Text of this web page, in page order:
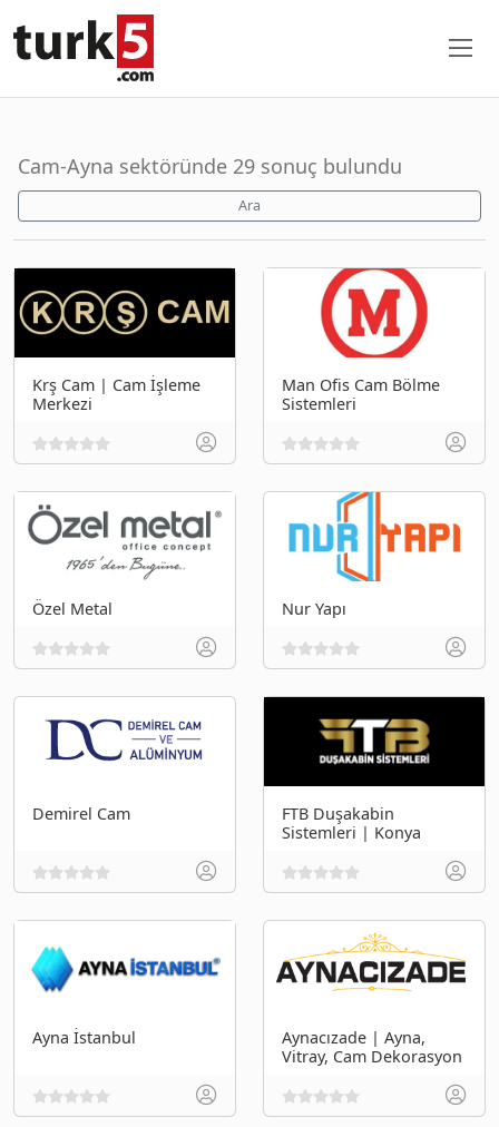
Cam-Ayna sektöründe 29 sonuç bulundu
Ara
Krş Cam | Cam İşleme
Merkezi
Man Ofis Cam Bölme
Sistemleri
Özel Metal Nur Yapı
Demirel Cam
FTB Duşakabin
Sistemleri | Konya
Ayna İstanbul
Aynacızade | Ayna,
Vitray, Cam Dekorasyon